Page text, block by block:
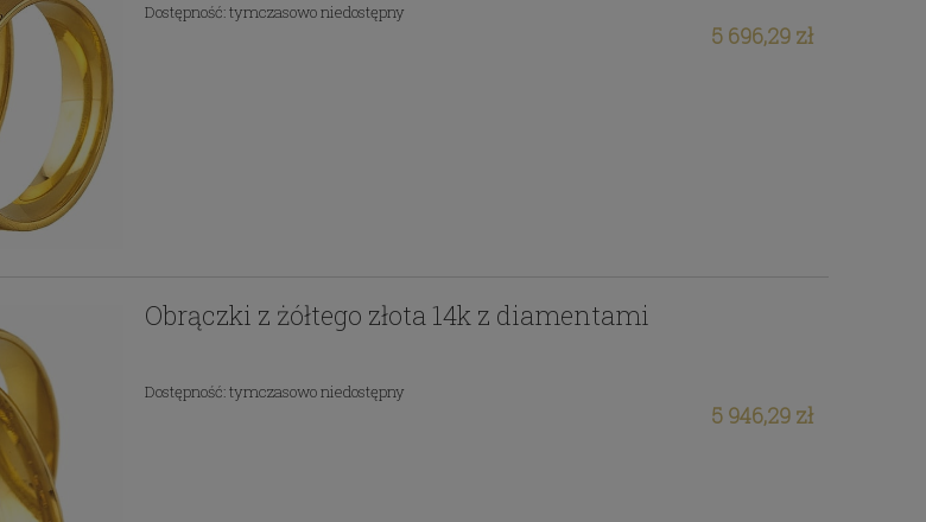
Dostępność:tymczasowo niedostępny
5 696,29 zł
Obrączki z żółtego złota 14k z diamentami
Dostępność:tymczasowo niedostępny
5 946,29 zł